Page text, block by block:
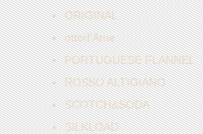
ORIGINAL
ottod'Ame
PORTUGUESE FLANNEL
ROSSO ALTIGIANO
SCOTCH&SODA
SILKLOAD